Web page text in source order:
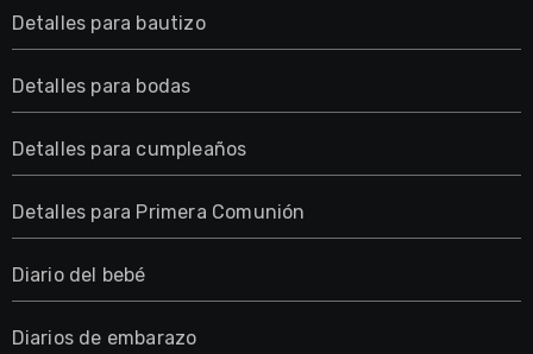
Detalles para bautizo
Detalles para bodas
Detalles para cumpleaños
Detalles para Primera Comunión
Diario del bebé
Diarios de embarazo